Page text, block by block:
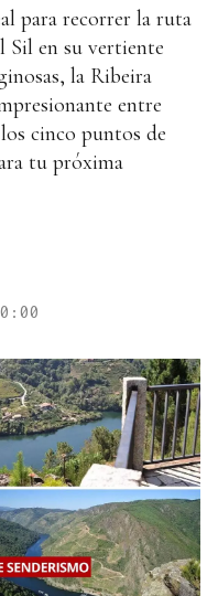
para recorrer la ruta
Sil en su vertiente
la Ribeira
entre
cinco puntos de
tu próxima